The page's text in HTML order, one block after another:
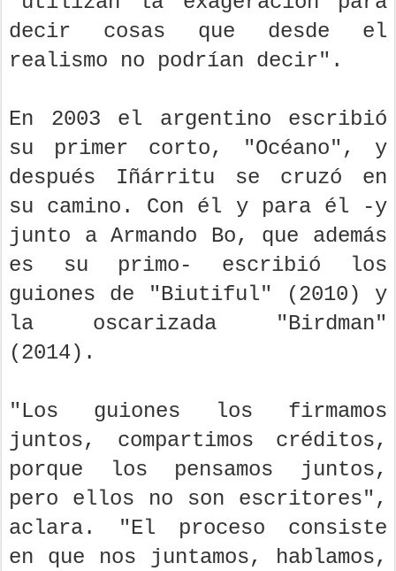
decir cosas que desde el
realismo no podrían decir".
En 2003 el argentino escribió
su primer corto, "Océano", y
después Iñárritu se cruzó en
su camino. Con él y para él -y
junto a Armando Bo, que además
es su primo- escribió los
guiones de "Biutiful" (2010) y
la oscarizada "Birdman"
(2014).
"Los guiones los firmamos
juntos, compartimos créditos,
porque los pensamos juntos,
pero ellos no son escritores",
aclara. "El proceso consiste
en que nos juntamos, hablamos,